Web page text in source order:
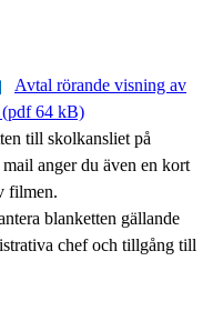
Avtal rörande visning av
(pdf 64 kB)
till skolkansliet på
anger du även en kort
filmen.
blanketten gällande
chef och tillgång till